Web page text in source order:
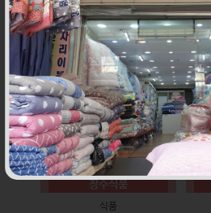
식품
010-9528-3759
구월로276번길 17
장수식품
식품